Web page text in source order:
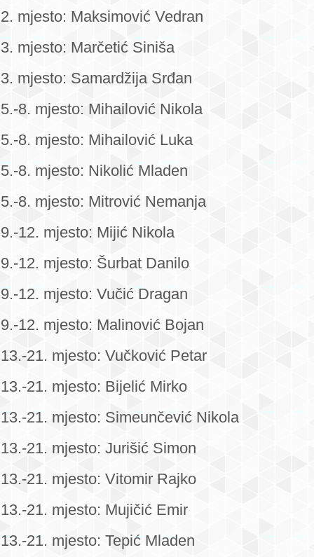
2. mjesto: Maksimović Vedran
3. mjesto: Marčetić Siniša
3. mjesto: Samardžija Srđan
5.-8. mjesto: Mihailović Nikola
5.-8. mjesto: Mihailović Luka
5.-8. mjesto: Nikolić Mladen
5.-8. mjesto: Mitrović Nemanja
9.-12. mjesto: Mijić Nikola
9.-12. mjesto: Šurbat Danilo
9.-12. mjesto: Vučić Dragan
9.-12. mjesto: Malinović Bojan
13.-21. mjesto: Vučković Petar
13.-21. mjesto: Bijelić Mirko
13.-21. mjesto: Simeunčević Nikola
13.-21. mjesto: Jurišić Simon
13.-21. mjesto: Vitomir Rajko
13.-21. mjesto: Mujičić Emir
13.-21. mjesto: Tepić Mladen